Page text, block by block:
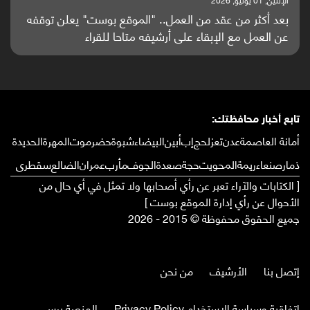
من عقد من العمل.. "الموقع بوست" يعلن توقفه
مع الإبقاء على أرشيفه متاحا للقراء
باحثون
تابع أخبار محافظتك:
أمانة العاصمةعدنتعزلحجإبأبينالبيضاءشبوةحضرموتالمهرةالحديدة
ذمارصنعاءريمةالمحويتحجةصعدةالجوفمأربعمرانالضالعسقطرى
[ الكتابات والآراء تعبر عن رأي أصحابها ولا تمثل في أي حال من
الأحوال عن رأي إدارة الموقع بوست ]
جميع الحقوق محفوظة © 2015 - 2026
إتصل بنا الأرشيف
من نحن